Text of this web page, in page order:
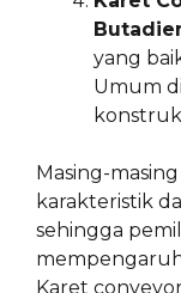
yang
Umum
Masing-
karakteristik
sehingga
Karet